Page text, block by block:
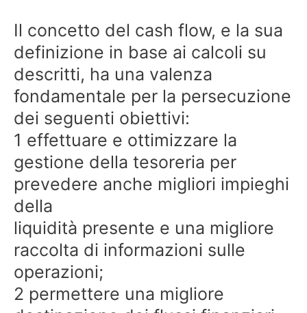
Il concetto del cash flow, e la sua
definizione in base ai calcoli su
descritti, ha una valenza
fondamentale per la persecuzione
dei seguenti obiettivi:
1 effettuare e ottimizzare la
gestione della tesoreria per
prevedere anche migliori impieghi
della
liquidità presente e una migliore
raccolta di informazioni sulle
operazioni;
2 permettere una migliore